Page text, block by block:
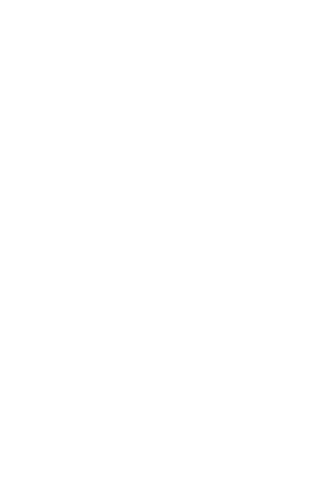
Fußstütze
(THOMASHILFEN Commander/